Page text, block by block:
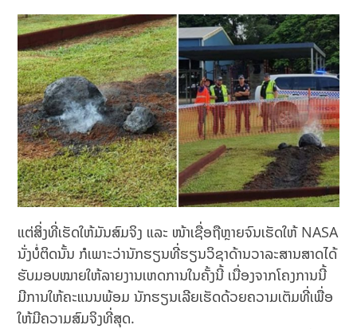
ແຕ່ສິ່ງທີ່ເຮັດໃຫ້ມັນສົມຈິງ ແລະ ໜ້າເຊື່ອຖືຫຼາຍຈົນເຮັດໃຫ້ NASA
ນັ່ງບໍ່ຕິດນັ້ນ ກໍເພາະວ່ານັກຮຽນທີ່ຮຽນວິຊາດ້ານວາລະສານສາດໄດ້
ຮັບມອບໝາຍໃຫ້ລາຍງານເຫດການໃນຄັ້ງນີ້ ເນື່ອງຈາກໂຄງການນີ້
ມີການໃຫ້ຄະແນນພ້ອມ ນັກຮຽນເລີຍເຮັດດ້ວຍຄວາມເຕັມທີ່ເພື່ອ
ໃຫ້ມີຄວາມສົມຈິງທີ່ສຸດ.